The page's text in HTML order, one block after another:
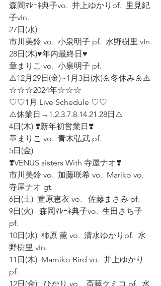
森岡ﾏﾚｰﾈ典子vo.  井上ゆかりpf.  里見紀
子vIn.
27日(水)
市川美鈴 vo.  小泉明子 pf.  水野樹里 vIn.
28日(木)♥️年内最終日♥️
章まりこ vo.  小泉明子 pf.
⚠️12月29日(金)~1月3日(水)🎍冬休み🎍⚠️
☆☆☆2024年☆☆☆
♡♡1月 Live Schedule ♡♡
⚠️休業日→1.2.3.7.8.14.21.28日⚠️
4日(木) ❣️新年初営業日❣️
章まりこ vo.  青木弘武 pf.
5日(金)
❣️VENUS sisters With 寺屋ナオ❣️
市川美鈴 vo.  加藤咲希 vo.  Mariko vo.
寺屋ナオ gt.
6日(土)  萱原恵衣 vo.   佐藤まさみ pf.
9日(火)   森岡ﾏﾚｰﾈ典子vo.  生田さち子
pf.
10日(水)  柿原 薫 vo.  清水ゆかりpf.  水
野樹里 vIn.
11日(木)  Mamiko Bird vo.  井上ゆかり
pf.
12日(金)   ひかり vo.   斎藤クミコ pf.  水